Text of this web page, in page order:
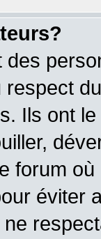
Ils ont
forum
éviter